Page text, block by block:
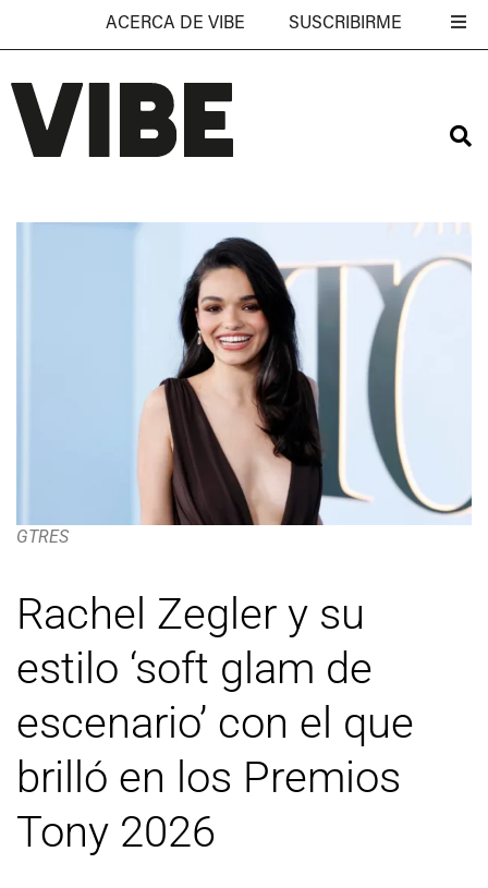
ACERCA DE VIBE SUSCRIBIRME
GTRES
Rachel Zegler y su
estilo ‘soft glam de
escenario’ con el que
brilló en los Premios
Tony 2026